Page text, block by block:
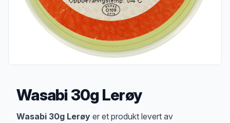
Wasabi 30g Lerøy
Produktbeskrivelse
Wasabi 30g Lerøy er et produkt levert av